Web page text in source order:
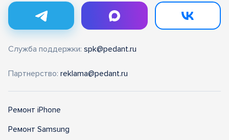
Служба поддержки: spk@pedant.ru
Партнерство: reklama@pedant.ru
Ремонт iPhone
Ремонт Samsung